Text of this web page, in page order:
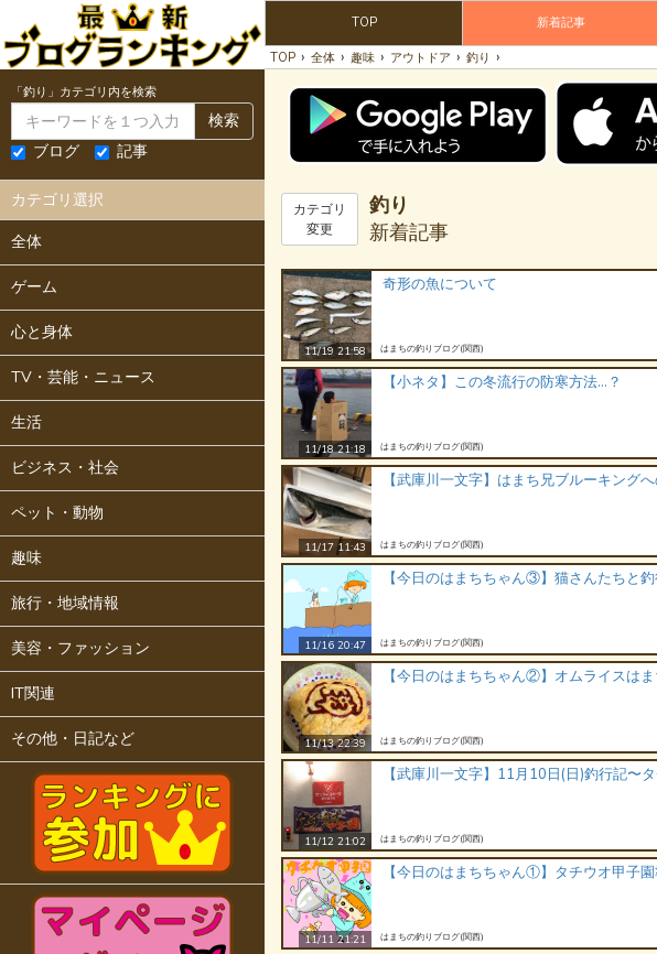
「釣り」カテゴリ内を検索
検索
ブログ
記事
カテゴリ選択
全体
ゲーム
心と身体
TV・芸能・ニュース
生活
ビジネス・社会
ペット・動物
趣味
旅行・地域情報
美容・ファッション
IT関連
その他・日記など
TOP 新着記事
TOP › 全体 › 趣味 › アウトドア › 釣り ›
カテゴリ
変更
釣り
新着記事
11/19 21:58
奇形の魚について
はまちの釣りブログ(関西)
11/18 21:18
【小ネタ】この冬流行の防寒方法…？
はまちの釣りブログ(関西)
11/17 11:43
【武庫川一文字】はまち兄ブルーキング
はまちの釣りブログ(関西)
11/16 20:47
【今日のはまちちゃん③】猫さんたちと
はまちの釣りブログ(関西)
11/13 22:39
【今日のはまちちゃん②】オムライスは
はまちの釣りブログ(関西)
11/12 21:02
【武庫川一文字】11月10日(日)釣行記〜
はまちの釣りブログ(関西)
11/11 21:21
【今日のはまちちゃん①】タチウオ甲子園
はまちの釣りブログ(関西)